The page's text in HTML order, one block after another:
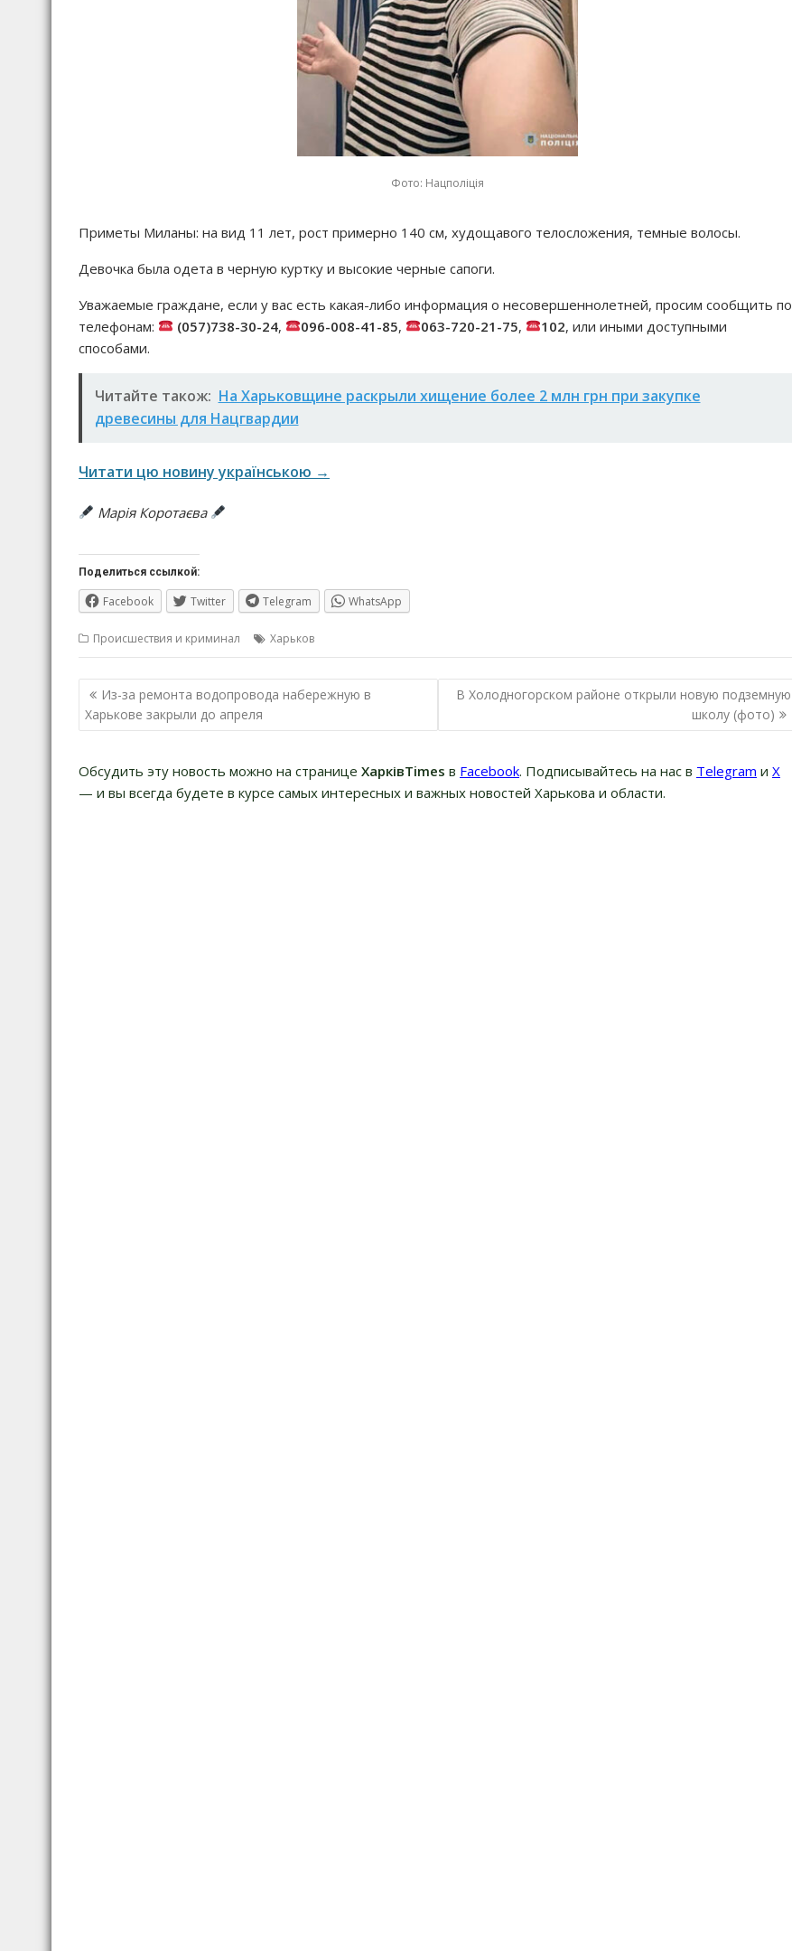
Фото: Нацполіція
Приметы Миланы: на вид 11 лет, рост примерно 140 см, худощавого телосложения, темные волосы.
Девочка была одета в черную куртку и высокие черные сапоги.
Уважаемые граждане, если у вас есть какая-либо информация о несовершеннолетней, просим сообщить по
телефонам:
(057)738-30-24, 096-008-41-85, 063-720-21-75, 102, или иными доступными
способами.
Читайте також: На Харьковщине раскрыли хищение более 2 млн грн при закупке
древесины для Нацгвардии
Читати цю новину українською →
Марія Коротаєва
Поделиться ссылкой:
Facebook Twitter Telegram WhatsApp
Происшествия и криминал Харьков
Навигация
по
записям
Из-за ремонта водопровода набережную в
Харькове закрыли до апреля
В Холодногорском районе открыли новую подземную
школу (фото)
Обсудить эту новость можно на странице ХарківTimes в Facebook. Подписывайтесь на нас в Telegram и Х
— и вы всегда будете в курсе самых интересных и важных новостей Харькова и области.